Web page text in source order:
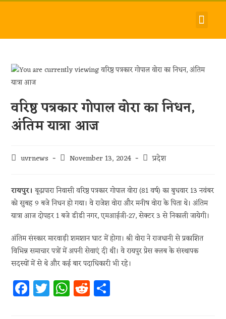
वरिष्ठ पत्रकार गोपाल वोरा का निधन,
अंतिम यात्रा आज
uvrnews November 13, 2024 प्रदेश
रायपुर। बूढ़ापारा निवासी वरिष्ठ पत्रकार गोपाल वोरा (81 वर्ष) का बुधवार 13 नवंबर
को सुबह 9 बजे निधन हो गया। वे राजेश वोरा और मनीष वोरा के पिता थे। अंतिम
यात्रा आज दोपहर 1 बजे डीडी नगर, एमआईजी-27, सेक्टर 3 से निकाली जायेगी।
अंतिम संस्कार मारवाड़ी शमशान घाट में होगा। श्री वोरा ने राजधानी से प्रकाशित
विभिन्न समाचार पत्रों में अपनी सेवाएं दी थीं। वे रायपुर प्रेस क्लब के संस्थापक
सदस्यों में से थे और कई बार पदाधिकारी भी रहे।
Fa
ce
T
w
W
h
R
e